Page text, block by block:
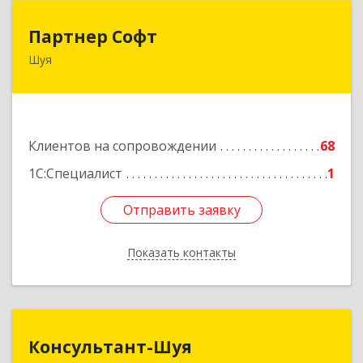
Партнер Софт
Шуя
Клиентов на сопровождении
68
1С:Специалист
1
Отправить заявку
Показать контакты
155900, Ивановская обл, Шуйский р-н, Шуя г,
Отправить заявку
Назад
Консультант-Шуя